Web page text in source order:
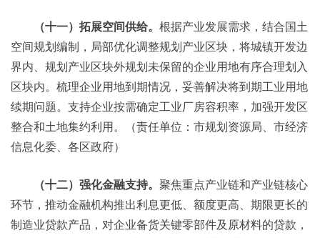
（十一）拓展空间供给。 根据产业发展需求，结合国土
空间规划编制，局部优化调整规划产业区块，将城镇开发边
界内、规划产业区块外规划未保留的企业用地有序合理划入
区块内。梳理企业用地到期情况，妥善解决将到期工业用地
续期问题。支持企业按需确定工业厂房容积率，加强开发区
整合和土地集约利用。（责任单位：市规划资源局、市经济
信息化委、各区政府）
（十二）强化金融支持。 聚焦重点产业链和产业链核心
环节，推动金融机构推出利息更低、额度更高、期限更长的
制造业贷款产品，对企业备货关键零部件及原材料的贷款，